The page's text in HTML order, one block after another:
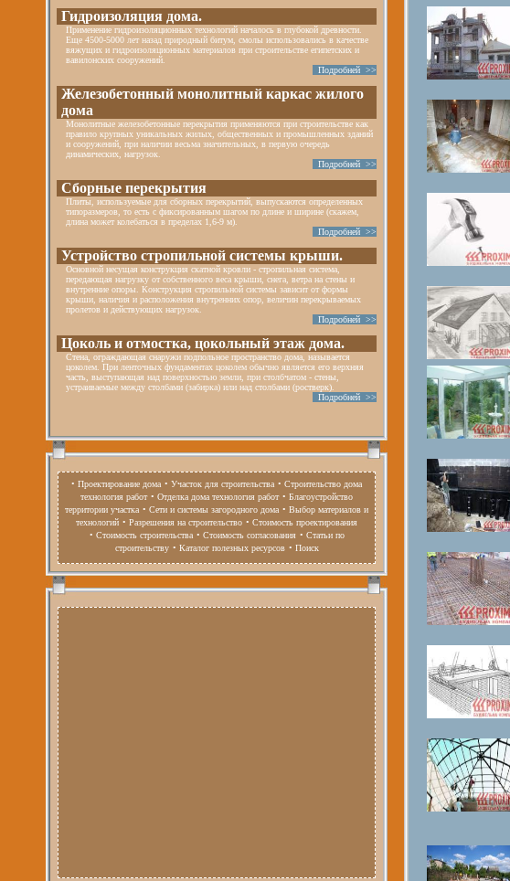
Гидроизоляция дома.
Применение гидроизоляционных технологий началось в глубокой древности.
Еще 4500-5000 лет назад природный битум, смолы использовались в качестве
вяжущих и гидроизоляционных материалов при строительстве египетских и
вавилонских сооружений.
Подробней >>
Железобетонный монолитный каркас жилого
дома
Монолитные железобетонные перекрытия применяются при строительстве как
правило крупных уникальных жилых, общественных и промышленных зданий
и сооружений, при наличии весьма значительных, в первую очередь
динамических, нагрузок.
Подробней >>
Cборные перекрытия
Плиты, используемые для сборных перекрытий, выпускаются определенных
типоразмеров, то есть с фиксированным шагом по длине и ширине (скажем,
длина может колебаться в пределах 1,6-9 м).
Подробней >>
Устройство стропильной системы крыши.
Основной несущая конструкция скатной кровли - стропильная система,
передающая нагрузку от собственного веса крыши, снега, ветра на стены и
внутренние опоры. Конструкция стропильной системы зависит от формы
крыши, наличия и расположения внутренних опор, величин перекрываемых
пролетов и действующих нагрузок.
Подробней >>
Цоколь и отмостка, цокольный этаж дома.
Стена, ограждающая снаружи подпольное пространство дома, называется
цоколем. При ленточных фундаментах цоколем обычно является его верхняя
часть, выступающая над поверхностью земли, при столбчатом - стены,
устраиваемые между столбами (забирка) или над столбами (ростверк).
Подробней >>
• Проектирование дома • Участок для строительства • Строительство дома
технология работ • Отделка дома технология работ • Благоустройство
территории участка • Сети и системы загородного дома • Выбор материалов и
технологий • Разрешения на строительство • Стоимость проектирования
• Стоимость строительства • Стоимость согласования • Статьи по
строительству • Каталог полезных ресурсов • Поиск